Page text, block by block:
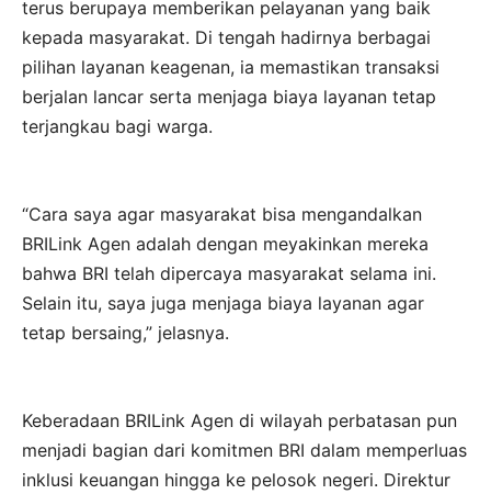
terus berupaya memberikan pelayanan yang baik
kepada masyarakat. Di tengah hadirnya berbagai
pilihan layanan keagenan, ia memastikan transaksi
berjalan lancar serta menjaga biaya layanan tetap
terjangkau bagi warga.
“Cara saya agar masyarakat bisa mengandalkan
BRILink Agen adalah dengan meyakinkan mereka
bahwa BRI telah dipercaya masyarakat selama ini.
Selain itu, saya juga menjaga biaya layanan agar
tetap bersaing,” jelasnya.
Keberadaan BRILink Agen di wilayah perbatasan pun
menjadi bagian dari komitmen BRI dalam memperluas
inklusi keuangan hingga ke pelosok negeri. Direktur